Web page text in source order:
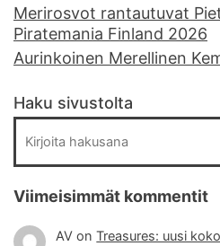
Merirosvot rantautuvat
Piratemania Finland 2026
Aurinkoinen Merellinen
Haku sivustolta
Viimeisimmät kommentit
AV onTreasures: uusi